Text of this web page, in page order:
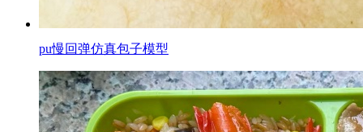
pu慢回弹仿真包子模型